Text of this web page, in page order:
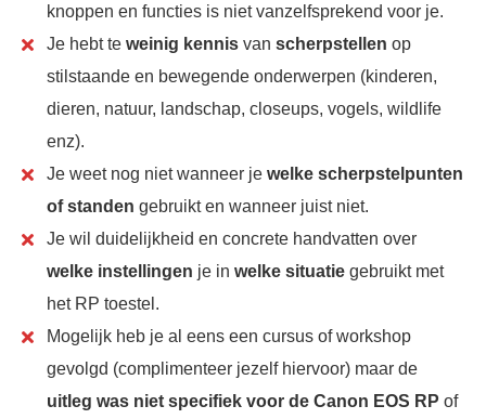
knoppen en functies is niet vanzelfsprekend voor je.
Je hebt teweinig kennisvanscherpstellen op
stilstaande en bewegende onderwerpen (kinderen,
dieren, natuur, landschap, closeups, vogels, wildlife
enz).
Je weet nog niet wanneer jewelke scherpstelpunten
of standen gebruikt en wanneer juist niet.
Je wil duidelijkheid en concrete handvatten over
welke instellingen je inwelke situatie gebruikt met
het RP toestel.
Mogelijk heb je al eens een cursus of workshop
gevolgd (complimenteer jezelf hiervoor) maar de
uitleg was niet specifiek voor de Canon EOS RP of